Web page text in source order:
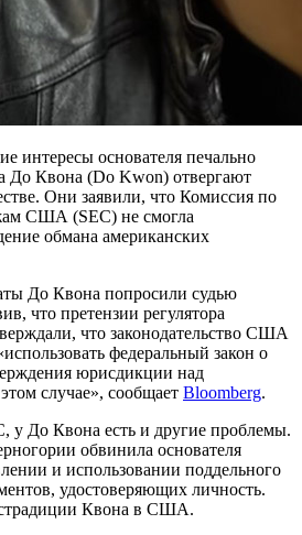
интересы основателя печально
До Квона (Do Kwon) отвергают
Они заявили, что Комиссия по
США (SEC) не смогла
обмана американских
До Квона попросили судью
что претензии регулятора
что законодательство США
федеральный закон о
юрисдикции над
случае», сообщает Bloomberg.
у До Квона есть и другие проблемы.
обвинила основателя
и использовании поддельного
удостоверяющих личность.
Квона в США.